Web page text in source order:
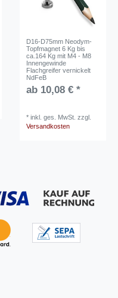
D16-D75mm Neodym-
Topfmagnet 6 Kg bis
ca.164 Kg mit M4 - M8
Innengewinde
Flachgreifer vernickelt
NdFeB
ab 10,08 € *
*inkl. ges. MwSt. zzgl.
Versandkosten